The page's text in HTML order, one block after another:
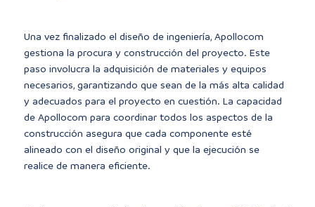
Una vez finalizado el diseño de ingeniería, Apollocom
gestiona la procura y construcción del proyecto. Este
paso involucra la adquisición de materiales y equipos
necesarios, garantizando que sean de la más alta calidad
y adecuados para el proyecto en cuestión. La capacidad
de Apollocom para coordinar todos los aspectos de la
construcción asegura que cada componente esté
alineado con el diseño original y que la ejecución se
realice de manera eficiente.